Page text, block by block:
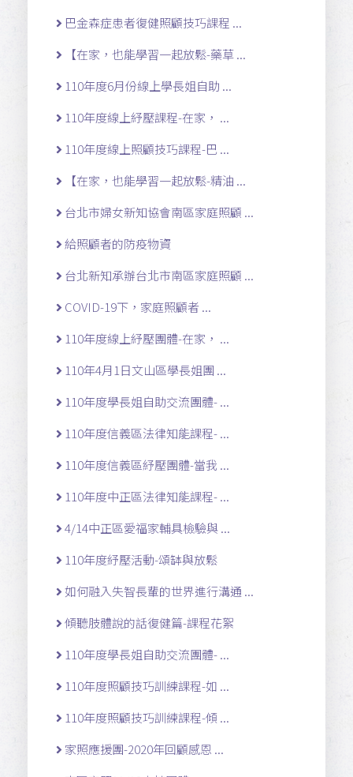
巴金森症患者復健照顧技巧課程 ...
【在家，也能學習一起放鬆-藥草 ...
110年度6月份線上學長姐自助 ...
110年度線上紓壓課程-在家， ...
110年度線上照顧技巧課程-巴 ...
【在家，也能學習一起放鬆-精油 ...
台北市婦女新知協會南區家庭照顧 ...
給照顧者的防疫物資
台北新知承辦台北市南區家庭照顧 ...
COVID-19下，家庭照顧者 ...
110年度線上紓壓團體-在家， ...
110年4月1日文山區學長姐團 ...
110年度學長姐自助交流團體- ...
110年度信義區法律知能課程- ...
110年度信義區紓壓團體-當我 ...
110年度中正區法律知能課程- ...
4/14中正區愛福家輔具檢驗與 ...
110年度紓壓活動-頌缽與放鬆
如何融入失智長輩的世界進行溝通 ...
傾聽肢體說的話復健篇-課程花絮
110年度學長姐自助交流團體- ...
110年度照顧技巧訓練課程-如 ...
110年度照顧技巧訓練課程-傾 ...
家照應援團-2020年回顧感恩 ...